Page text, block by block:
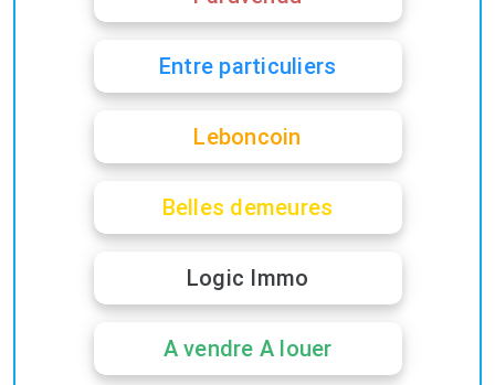
Entre particuliers
Leboncoin
Belles demeures
Logic Immo
A vendre A louer